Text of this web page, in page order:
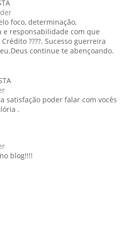
foco, determinação,
e responsabilidade com que
????. Sucesso guerreira
continue te abençoando.
uma satisfação poder falar com vocês
.
blog!!!!